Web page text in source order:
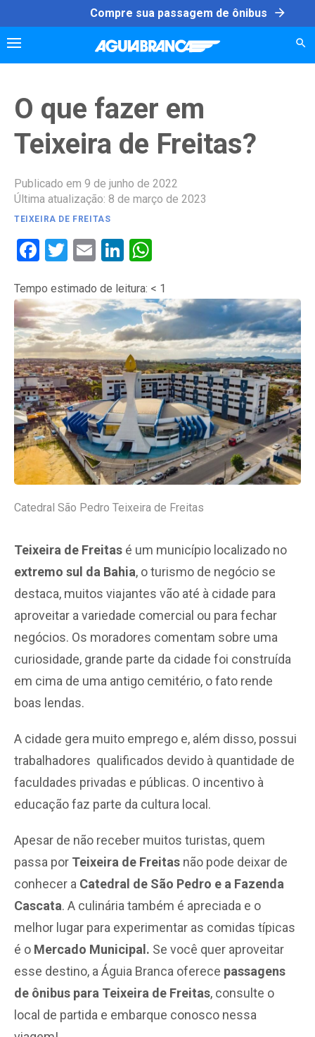
to
content
Compre sua passagem de ônibus arrow_forward
O que fazer em
Teixeira de Freitas?
Publicado em 9 de junho de 2022
Última atualização: 8 de março de 2023
TEIXEIRA DE FREITAS
Facebook
Twitter
EmailLinkedIn
Tempo estimado de leitura: < 1
Catedral São Pedro Teixeira de Freitas
Teixeira de Freitas é um município localizado no
extremo sul da Bahia, o turismo de negócio se
destaca, muitos viajantes vão até à cidade para
aproveitar a variedade comercial ou para fechar
negócios. Os moradores comentam sobre uma
curiosidade, grande parte da cidade foi construída
em cima de uma antigo cemitério, o fato rende
boas lendas.
A cidade gera muito emprego e, além disso, possui
trabalhadores qualificados devido à quantidade de
faculdades privadas e públicas. O incentivo à
educação faz parte da cultura local.
Apesar de não receber muitos turistas, quem
passa por Teixeira de Freitas não pode deixar de
conhecer a Catedral de São Pedro e a Fazenda
Cascata. A culinária também é apreciada e o
melhor lugar para experimentar as comidas típicas
é o Mercado Municipal. Se você quer aproveitar
esse destino, a Águia Branca oferece passagens
de ônibus para Teixeira de Freitas, consulte o
local de partida e embarque conosco nessa